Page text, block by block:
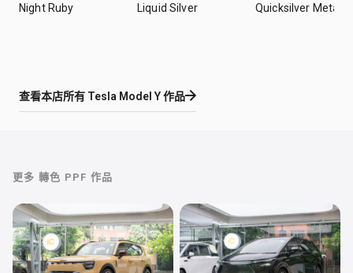
Night Ruby Liquid Silver Quicksilver Metallic
查看本店所有 Tesla Model Y作品
更多 轉色 PPF 作品